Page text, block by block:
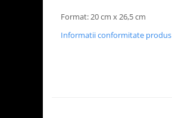
Format: 20 cm x 26,5 cm
Informatii conformitate produs